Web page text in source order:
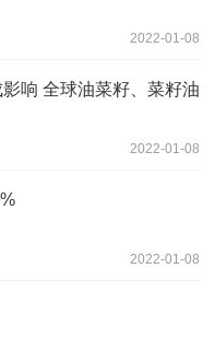
2022-01-08
响 全球油菜籽、菜籽油
2022-01-08
2022-01-08